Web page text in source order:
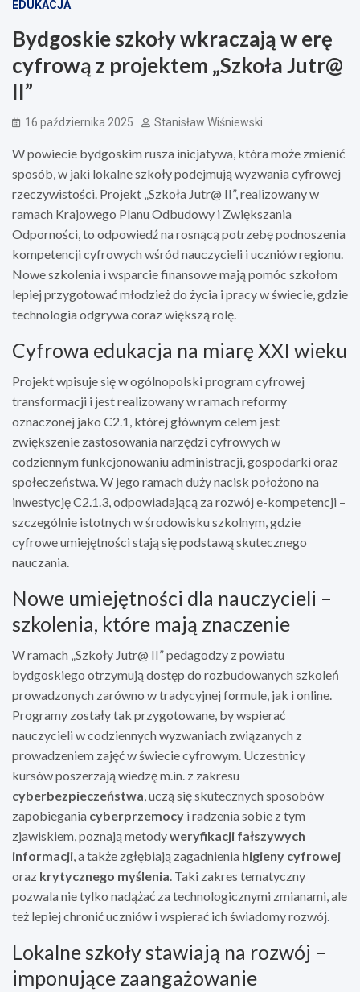
EDUKACJA
Bydgoskie szkoły wkraczają w erę
cyfrową z projektem „Szkoła Jutr@
II”
16 października 2025 Stanisław Wiśniewski
W powiecie bydgoskim rusza inicjatywa, która może zmienić
sposób, w jaki lokalne szkoły podejmują wyzwania cyfrowej
rzeczywistości. Projekt „Szkoła Jutr@ II”, realizowany w
ramach Krajowego Planu Odbudowy i Zwiększania
Odporności, to odpowiedź na rosnącą potrzebę podnoszenia
kompetencji cyfrowych wśród nauczycieli i uczniów regionu.
Nowe szkolenia i wsparcie finansowe mają pomóc szkołom
lepiej przygotować młodzież do życia i pracy w świecie, gdzie
technologia odgrywa coraz większą rolę.
Cyfrowa edukacja na miarę XXI wieku
Projekt wpisuje się w ogólnopolski program cyfrowej
transformacji i jest realizowany w ramach reformy
oznaczonej jako C2.1, której głównym celem jest
zwiększenie zastosowania narzędzi cyfrowych w
codziennym funkcjonowaniu administracji, gospodarki oraz
społeczeństwa. W jego ramach duży nacisk położono na
inwestycję C2.1.3, odpowiadającą za rozwój e-kompetencji –
szczególnie istotnych w środowisku szkolnym, gdzie
cyfrowe umiejętności stają się podstawą skutecznego
nauczania.
Nowe umiejętności dla nauczycieli –
szkolenia, które mają znaczenie
W ramach „Szkoły Jutr@ II” pedagodzy z powiatu
bydgoskiego otrzymują dostęp do rozbudowanych szkoleń
prowadzonych zarówno w tradycyjnej formule, jak i online.
Programy zostały tak przygotowane, by wspierać
nauczycieli w codziennych wyzwaniach związanych z
prowadzeniem zajęć w świecie cyfrowym. Uczestnicy
kursów poszerzają wiedzę m.in. z zakresu
cyberbezpieczeństwa , uczą się skutecznych sposobów
zapobiegania cyberprzemocy i radzenia sobie z tym
zjawiskiem, poznają metodyweryfikacji fałszywych
informacji , a także zgłębiają zagadnienia higieny cyfrowej
oraz krytycznego myślenia . Taki zakres tematyczny
pozwala nie tylko nadążać za technologicznymi zmianami, ale
też lepiej chronić uczniów i wspierać ich świadomy rozwój.
Lokalne szkoły stawiają na rozwój –
imponujące zaangażowanie